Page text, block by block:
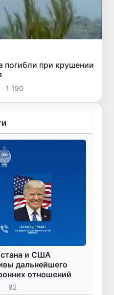
погибли при крушении
1 190
и США
дальнейшего
отношений
92